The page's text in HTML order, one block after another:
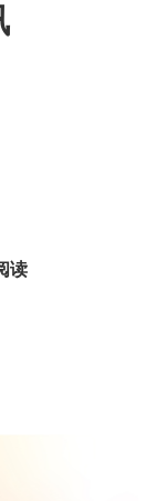
读